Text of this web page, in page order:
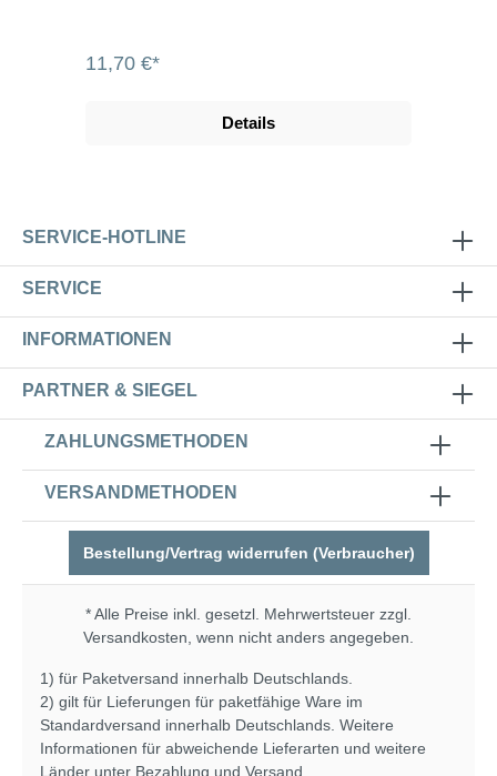
11,70 €*
Details
SERVICE-HOTLINE
SERVICE
INFORMATIONEN
PARTNER & SIEGEL
ZAHLUNGSMETHODEN
VERSANDMETHODEN
Bestellung/Vertrag widerrufen (Verbraucher)
* Alle Preise inkl. gesetzl. Mehrwertsteuer zzgl.
Versandkosten , wenn nicht anders angegeben.
1) für Paketversand innerhalb Deutschlands.
2) gilt für Lieferungen für paketfähige Ware im
Standardversand innerhalb Deutschlands. Weitere
Informationen für abweichende Lieferarten und weitere
Länder unter Bezahlung und Versand